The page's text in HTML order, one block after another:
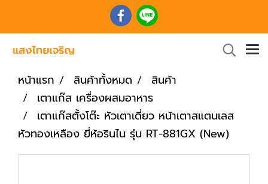
หน้าแรก สินค้าทั้งหมด
สินค้า
เตาแก๊ส เครื่องผสมอาหาร
เตาแก๊สตั้งโต๊ะ หัวเตาเดี่ยว หน้าเตาสแตนเลส
หัวทองเหลือง ยี่ห้อรินไน รุ่น RT-881GX (New)